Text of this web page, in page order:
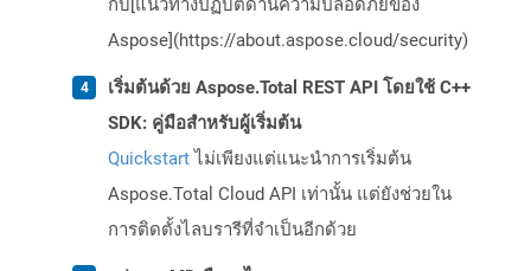
กับ[แนวทางปฏิบัติด้านความปลอดภัยของ
Aspose](https://about.aspose.cloud/security)
เริ่มต้นด้วย Aspose.Total REST API โดยใช้ C++
SDK: คู่มือสำหรับผู้เริ่มต้น
Quickstartไม่เพียงแต่แนะนำการเริ่มต้น
Aspose.Total Cloud API เท่านั้น แต่ยังช่วยใน
การติดตั้งไลบรารีที่จำเป็นอีกด้วย